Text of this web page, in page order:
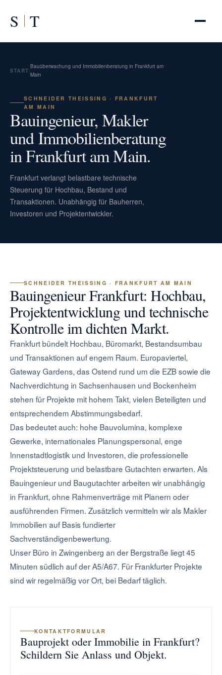
S T
START
Bauüberwachung und Immobilienberatung in Frankfurt am
Main
SCHNEIDER THEISSING · FRANKFURT A
M MAIN
Bauingenieur, Makler
und Immobilienberatung
in Frankfurt am Main.
Frankfurt verlangt belastbare technische
Steuerung für Hochbau, Bestand und
Transaktionen. Unabhängig für Bauherren,
Investoren und Projektentwickler.
SCHNEIDER THEISSING · FRANKFURT AM MAIN
Bauingenieur Frankfurt: Hochbau,
Projektentwicklung und technische
Kontrolle im dichten Markt.
Frankfurt bündelt Hochbau, Büromarkt, Bestandsumbau
und Transaktionen auf engem Raum. Europaviertel,
Gateway Gardens, das Ostend rund um die EZB sowie die
Nachverdichtung in Sachsenhausen und Bockenheim
stehen für Projekte mit hohem Takt, vielen Beteiligten und
entsprechendem Abstimmungsbedarf.
Das bedeutet auch: hohe Bauvolumina, komplexe
Gewerke, internationales Planungspersonal, enge
Innenstadtlogistik und Investoren, die professionelle
Projektsteuerung und belastbare Gutachten erwarten. Als
Bauingenieur und Baugutachter arbeiten wir unabhängig
in Frankfurt, ohne Rahmenverträge mit Planern oder
ausführenden Firmen. Zusätzlich vermitteln wir als Makler
Immobilien auf Basis fundierter
Sachverständigenbewertung.
Unser Büro in Zwingenberg an der Bergstraße liegt 45
Minuten südlich auf der A5/A67. Für Frankfurter Projekte
sind wir regelmäßig vor Ort, bei Bedarf täglich.
KONTAKTFORMULAR
Bauprojekt oder Immobilie in Frankfurt?
Schildern Sie Anlass und Objekt.